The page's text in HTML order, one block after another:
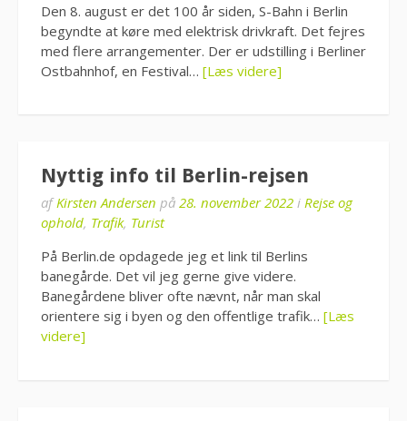
Den 8. august er det 100 år siden, S-Bahn i Berlin
begyndte at køre med elektrisk drivkraft. Det fejres
med flere arrangementer. Der er udstilling i Berliner
Ostbahnhof, en Festival… [Læs videre]
Nyttig info til Berlin-rejsen
afKirsten Andersen på 28. november 2022 i Rejse og
ophold, Trafik, Turist
På Berlin.de opdagede jeg et link til Berlins
banegårde. Det vil jeg gerne give videre.
Banegårdene bliver ofte nævnt, når man skal
orientere sig i byen og den offentlige trafik… [Læs
videre]